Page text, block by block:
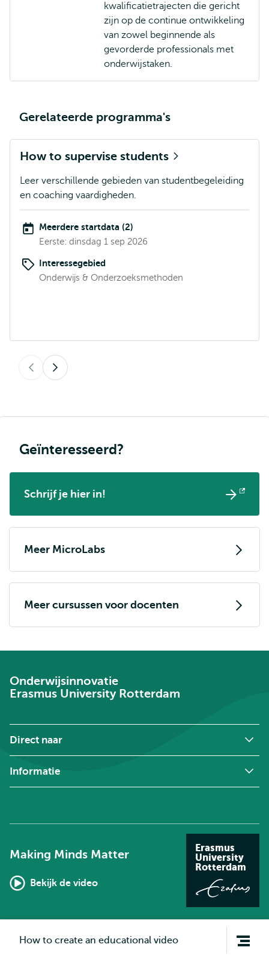
kwalificatietrajecten die gericht
zijn op de continue ontwikkeling
van zowel beginnende als
gevorderde professionals met
onderwijstaken.
Gerelateerde programma's
How to supervise students
Leer verschillende gebieden van studentbegeleiding
en coaching vaardigheden.
Meerdere startdata (2)
Eerste: dinsdag 1 sep 2026
Interessegebied
Onderwijs & Onderzoeksmethoden
Volgende
Open
How to create an educational video
Geïnteresseerd?
Schrijf je hier in!
Opent
extern
Meer MicroLabs
Meer cursussen voor docenten
Onderwijsinnovatie
Erasmus University Rotterdam
Direct naar
Informatie
Making Minds Matter
Bekijk de video
Erasmus
University
Rotterdam